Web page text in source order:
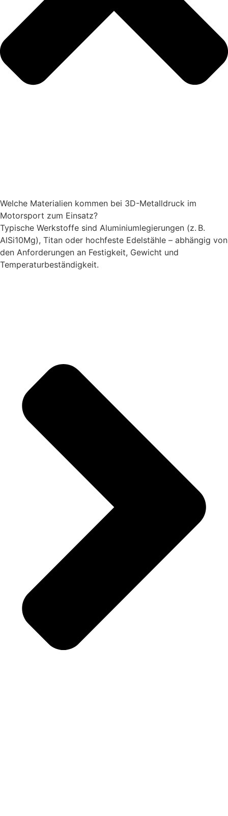
Welche Materialien kommen bei 3D-Metalldruck im
Motorsport zum Einsatz?
Typische Werkstoffe sind Aluminiumlegierungen (z. B.
AlSi10Mg), Titan oder hochfeste Edelstähle – abhängig von
den Anforderungen an Festigkeit, Gewicht und
Temperaturbeständigkeit.